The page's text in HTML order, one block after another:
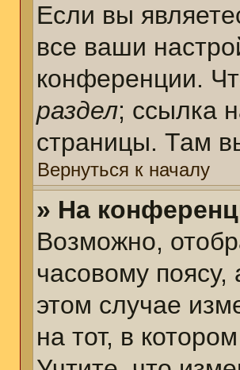
Если вы
все ваши
конференции.
раздел; ссылка
страницы. Там
Вернуться к началу
» На
Возможно,
часовому
этом случае
на тот, в